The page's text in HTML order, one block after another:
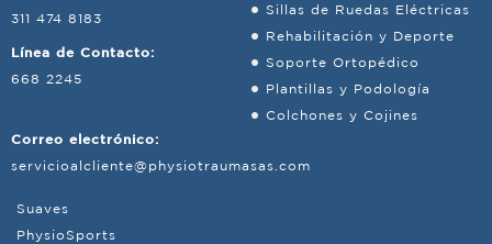
311 474 8183
Línea de Contacto:
668 2245
Correo electrónico:
servicioalcliente@physiotraumasas.com
Sillas de Ruedas Eléctricas
Rehabilitación y Deporte
Soporte Ortopédico
Plantillas y Podología
Colchones y Cojines
Suaves
PhysioSports